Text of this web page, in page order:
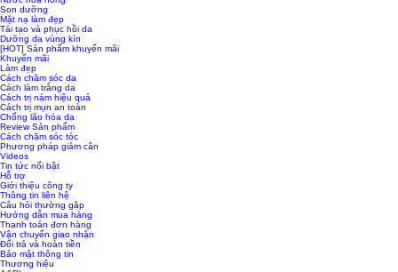
Son dưỡng
Mặt nạ làm đẹp
Tái tạo và phục hồi da
Dưỡng da vùng kín
[HOT] Sản phẩm khuyến mãi
Khuyến mãi
Làm đẹp
Cách chăm sóc da
Cách làm trắng da
Cách trị nám hiệu quả
Cách trị mụn an toàn
Chống lão hóa da
Review Sản phẩm
Cách chăm sóc tóc
Phương pháp giảm cân
Videos
Tin tức nổi bật
Hỗ trợ
Giới thiệu công ty
Thông tin liên hệ
Câu hỏi thường gặp
Hướng dẫn mua hàng
Thanh toán đơn hàng
Vận chuyển giao nhận
Đổi trả và hoàn tiền
Bảo mật thông tin
Thương hiệu